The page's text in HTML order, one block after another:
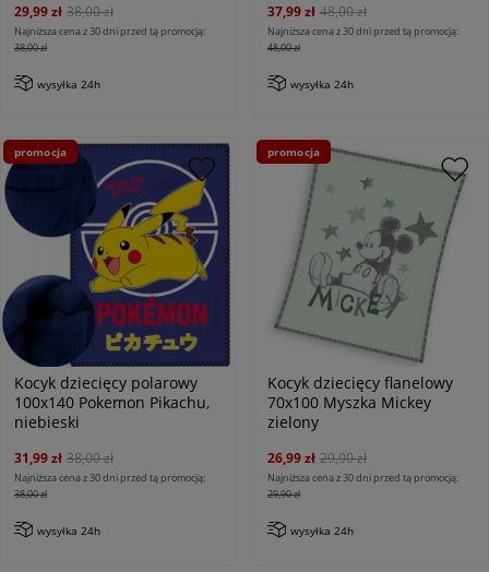
29,99 zł 38,00 zł
Najniższa cena z 30 dni przed tą promocją:
38,00 zł
wysyłka 24h
37,99 zł 48,00 zł
Najniższa cena z 30 dni przed tą promocją:
48,00 zł
wysyłka 24h
Kocyk dziecięcy polarowy
100x140 Pokemon Pikachu,
niebieski
31,99 zł 38,00 zł
Najniższa cena z 30 dni przed tą promocją:
38,00 zł
wysyłka 24h
promocja
Kocyk dziecięcy flanelowy
70x100 Myszka Mickey
zielony
26,99 zł 29,90 zł
Najniższa cena z 30 dni przed tą promocją:
29,90 zł
wysyłka 24h
promocja